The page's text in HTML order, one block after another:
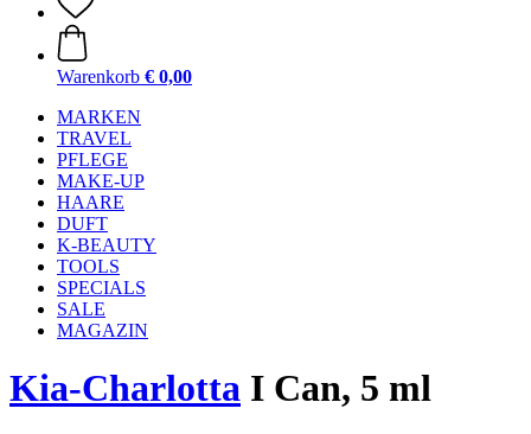
Warenkorb € 0,00
MARKEN
TRAVEL
PFLEGE
MAKE-UP
HAARE
DUFT
K-BEAUTY
TOOLS
SPECIALS
SALE
MAGAZIN
Kia-Charlotta I Can, 5 ml